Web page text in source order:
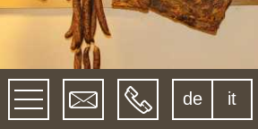
de it